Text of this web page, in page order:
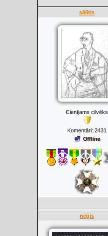
sālītis
Cienījams cilvēks
Komentāri: 2431
nēģis